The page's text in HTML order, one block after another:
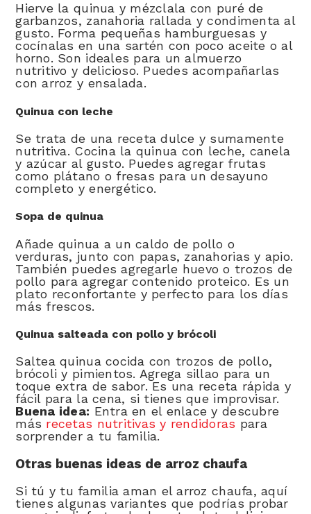
Hierve la quinua y mézclala con puré de
garbanzos, zanahoria rallada y condimenta al
gusto. Forma pequeñas hamburguesas y
cocínalas en una sartén con poco aceite o al
horno. Son ideales para un almuerzo
nutritivo y delicioso. Puedes acompañarlas
con arroz y ensalada.
Quinua con leche
Se trata de una receta dulce y sumamente
nutritiva. Cocina la quinua con leche, canela
y azúcar al gusto. Puedes agregar frutas
como plátano o fresas para un desayuno
completo y energético.
Sopa de quinua
Añade quinua a un caldo de pollo o
verduras, junto con papas, zanahorias y apio.
También puedes agregarle huevo o trozos de
pollo para agregar contenido proteico. Es un
plato reconfortante y perfecto para los días
más frescos.
Quinua salteada con pollo y brócoli
Saltea quinua cocida con trozos de pollo,
brócoli y pimientos. Agrega sillao para un
toque extra de sabor. Es una receta rápida y
fácil para la cena, si tienes que improvisar.
Buena idea: Entra en el enlace y descubre
más recetas nutritivas y rendidoras para
sorprender a tu familia.
Otras buenas ideas de arroz chaufa
Si tú y tu familia aman el arroz chaufa, aquí
tienes algunas variantes que podrías probar